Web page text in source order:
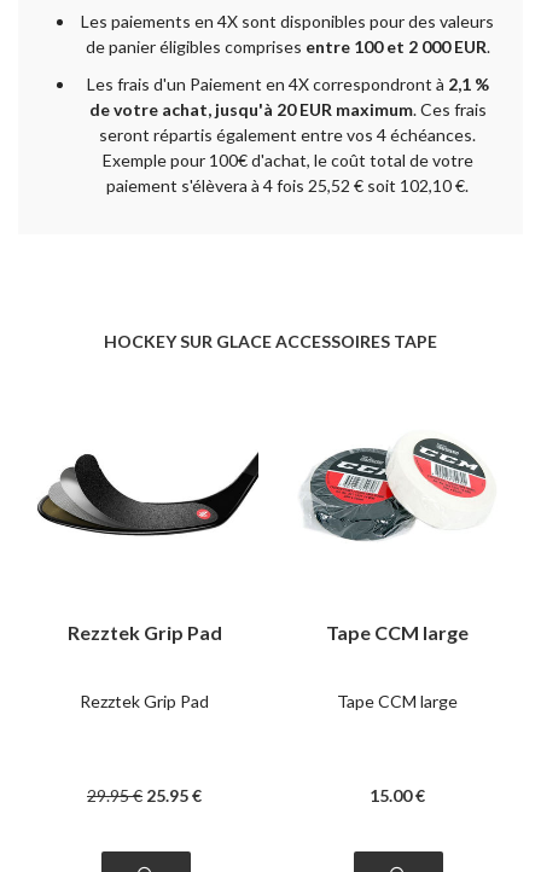
Les paiements en 4X sont disponibles pour des valeurs
de panier éligibles comprises entre 100 et 2 000 EUR.
Les frais d'un Paiement en 4X correspondront à 2,1 %
de votre achat, jusqu'à 20 EUR maximum. Ces frais
seront répartis également entre vos 4 échéances.
Exemple pour 100€ d'achat, le coût total de votre
paiement s'élèvera à 4 fois 25,52 € soit 102,10 €.
HOCKEY SUR GLACE ACCESSOIRES TAPE
Rezztek Grip Pad
Rezztek Grip Pad
29.95€ 25.95€
Tape CCM large
Tape CCM large
15.00 €